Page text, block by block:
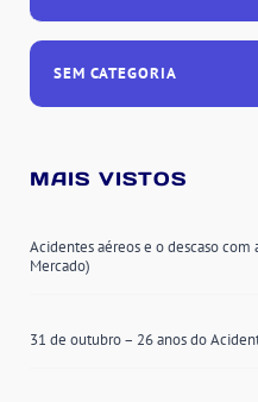
SEM CATEGORIA
MAIS VISTOS
Acidentes aéreos e o descaso com
Mercado)
31 de outubro – 26 anos do